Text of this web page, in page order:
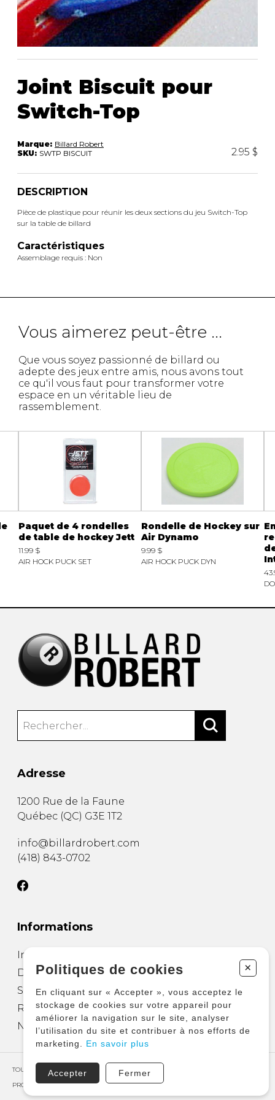
ACCESSOIRES
rassemblement.
Joint Biscuit pour
Switch-Top
Marque: Billard Robert
SKU: SWTP BISCUIT 2.95 $
DESCRIPTION
Pièce de plastique pour réunir les deux sections du jeu Switch-Top
sur la table de billard
Caractéristiques
Assemblage requis : Non
Vous aimerez peut-être ...
Que vous soyez passionné de billard ou
adepte des jeux entre amis, nous avons tout
ce qu'il vous faut pour transformer votre
espace en un véritable lieu de
rassemblement.
Paquet de 4 rondelles
de table de hockey Jett
11.99 $
AIR HOCK PUCK SET
Rondelle de Hockey sur
Air Dynamo
9.99 $
AIR HOCK PUCK DYN
Adresse
1200 Rue de la Faune
Québec (QC) G3E 1T2
info@billardrobert.com
(418) 843-0702
Informations
Installation de table
Déménager une table de billard
Salle de divertissement
Réparation et entretien
Nous joindre
TOUS DROITS RÉSERVÉS © COPYRIGHT 2026 – BILLARD ROBERT
PROPULSÉ PAR
Politiques de cookies +
En cliquant sur « Accepter », vous acceptez le
stockage de cookies sur votre appareil pour
améliorer la navigation sur le site, analyser
l’utilisation du site et contribuer à nos efforts de
marketing. En savoir plus
Accepter Fermer